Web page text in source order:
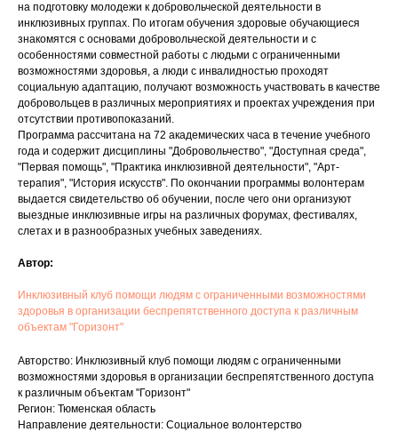
на подготовку молодежи к добровольческой деятельности в
инклюзивных группах. По итогам обучения здоровые обучающиеся
знакомятся с основами добровольческой деятельности и с
особенностями совместной работы с людьми с ограниченными
возможностями здоровья, а люди с инвалидностью проходят
социальную адаптацию, получают возможность участвовать в качестве
добровольцев в различных мероприятиях и проектах учреждения при
отсутствии противопоказаний.
Программа рассчитана на 72 академических часа в течение учебного
года и содержит дисциплины "Добровольчество", "Доступная среда",
"Первая помощь", "Практика инклюзивной деятельности", "Арт-
терапия", "История искусств". По окончании программы волонтерам
выдается свидетельство об обучении, после чего они организуют
выездные инклюзивные игры на различных форумах, фестивалях,
слетах и в разнообразных учебных заведениях.
Автор:
Инклюзивный клуб помощи людям с ограниченными возможностями
здоровья в организации беспрепятственного доступа к различным
объектам "Горизонт"
Авторство: Инклюзивный клуб помощи людям с ограниченными
возможностями здоровья в организации беспрепятственного доступа
к различным объектам "Горизонт"
Регион: Тюменская область
Направление деятельности: Социальное волонтерство